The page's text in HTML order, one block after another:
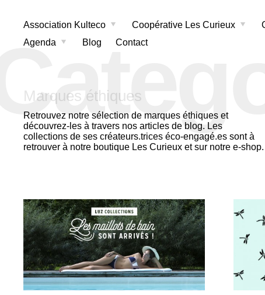
Association Kulteco Coopérative Les Curieux
Agenda
Blog Contact
Marques éthiques
Retrouvez notre sélection de marques éthiques et
découvrez-les à travers nos articles de blog. Les
collections de ses créateurs.trices éco-engagé.es sont à
retrouver à notre boutique Les Curieux et sur notre e-shop.